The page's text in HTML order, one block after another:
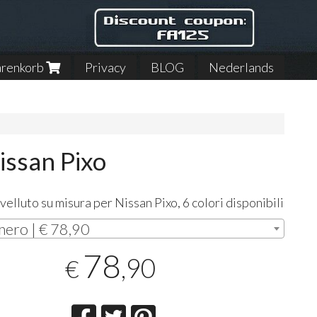
Privacy BLOG Nederlands
Pixo
su misura per Nissan Pixo, 6 colori disponibili
| € 78,90
€ 78,90